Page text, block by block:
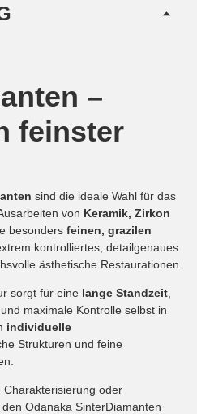
–
feinster
sind die ideale Wahl für das
von Keramik, Zirkon
besonders feinen, grazilen
kontrolliertes, detailgenaues
ästhetische Restaurationen.
sorgt für eine lange Standzeit
maximale Kontrolle selbst in
individuelle
Strukturen und feine
oder
Odanaka SinterDiamanten